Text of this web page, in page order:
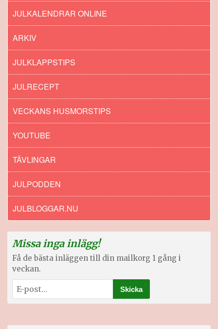
JULKALENDRAR ONLINE
ARKIV
JULKLAPPSTIPS
JULRECEPT
VECKANS HUSMORSTIPS
YOUTUBE
TÄVLINGAR
JULPODDEN
JULBLOGGAR.NU
Missa inga inlägg!
Få de bästa inläggen till din mailkorg 1 gång i
veckan.